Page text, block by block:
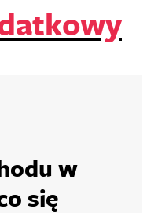
w
się